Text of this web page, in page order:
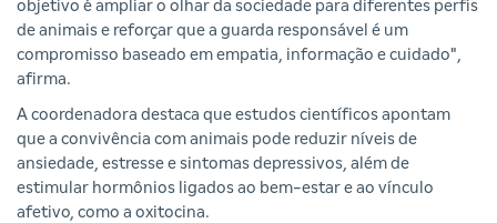
objetivo é ampliar o olhar da sociedade para diferentes perfis
de animais e reforçar que a guarda responsável é um
compromisso baseado em empatia, informação e cuidado",
afirma.
A coordenadora destaca que estudos científicos apontam
que a convivência com animais pode reduzir níveis de
ansiedade, estresse e sintomas depressivos, além de
estimular hormônios ligados ao bem-estar e ao vínculo
afetivo, como a oxitocina.